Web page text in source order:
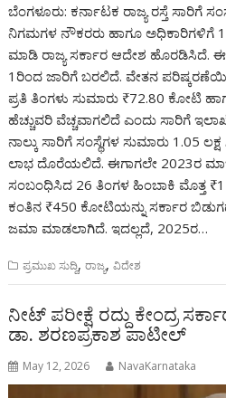
ಬೆಂಗಳೂರು: ಕರ್ನಾಟಕ ರಾಜ್ಯ ರಸ್ತೆ ಸಾರಿಗೆ
ನಿಗಮಗಳ ನೌಕರರು ಹಾಗೂ ಅಧಿಕಾರಿಗಳಿಗೆ
ಮಾಡಿ ರಾಜ್ಯ ಸರ್ಕಾರ ಆದೇಶ ಹೊರಡಿಸಿದೆ.
1ರಿಂದ ಜಾರಿಗೆ ಬರಲಿದೆ. ವೇತನ
ಪ್ರತಿ ತಿಂಗಳು ಸುಮಾರು ₹72.80 ಕೋಟಿ
ಹೆಚ್ಚುವರಿ ವೆಚ್ಚವಾಗಲಿದೆ ಎಂದು ಸಾರಿಗೆ
ನಾಲ್ಕು ಸಾರಿಗೆ ಸಂಸ್ಥೆಗಳ ಸುಮಾರು 1.05
ಲಾಭ ದೊರೆಯಲಿದೆ. ಈಗಾಗಲೇ 2023ರ
ಸಂಬಂಧಿಸಿದ 26 ತಿಂಗಳ ಹಿಂಬಾಕಿ ಮೊತ್ತ
ಕಂತಿನ ₹450 ಕೋಟಿಯನ್ನು ಸರ್ಕಾರ
ಜಮಾ ಮಾಡಲಾಗಿದೆ. ಇದಲ್ಲದೆ, 2025ರ…
ಪ್ರಮುಖ ಸುದ್ದಿ,ರಾಜ್ಯ,ವಿದೇಶ
ನೀಟ್‌ ಪರೀಕ್ಷೆ ರದ್ದು ಕೇಂದ್ರ
ಡಾ. ಶರಣಪ್ರಕಾಶ ಪಾಟೀಲ್‌
May 12, 2026 NavaKarnataka